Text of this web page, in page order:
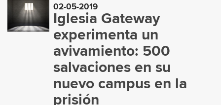
02-05-2019
Iglesia Gateway
experimenta un
avivamiento: 500
salvaciones en su
nuevo campus en la
prisión